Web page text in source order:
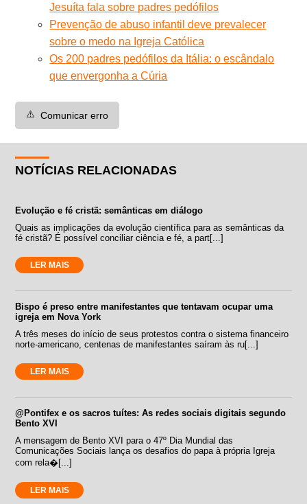
Jesuíta fala sobre padres pedófilos
Prevenção de abuso infantil deve prevalecer
sobre o medo na Igreja Católica
Os 200 padres pedófilos da Itália: o escândalo
que envergonha a Cúria
⚠️ Comunicar erro
NOTÍCIAS RELACIONADAS
Evolução e fé cristã: semânticas em diálogo
Quais as implicações da evolução científica para as semânticas da
fé cristã? É possível conciliar ciência e fé, a part[...]
LER MAIS
Bispo é preso entre manifestantes que tentavam ocupar uma
igreja em Nova York
A três meses do início de seus protestos contra o sistema financeiro
norte-americano, centenas de manifestantes saíram às ru[...]
LER MAIS
@Pontifex e os sacros tuítes: As redes sociais digitais segundo
Bento XVI
A mensagem de Bento XVI para o 47º Dia Mundial das
Comunicações Sociais lança os desafios do papa à própria Igreja
com rela�[...]
LER MAIS